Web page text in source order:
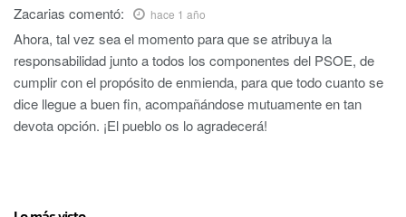
Zacarias comentó: hace 1 año
Ahora, tal vez sea el momento para que se atribuya la
responsabilidad junto a todos los componentes del PSOE, de
cumplir con el propósito de enmienda, para que todo cuanto se
dice llegue a buen fin, acompañándose mutuamente en tan
devota opción. ¡El pueblo os lo agradecerá!